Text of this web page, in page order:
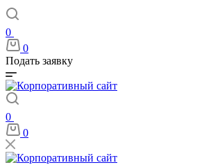
0
0
Подать заявку
0
0